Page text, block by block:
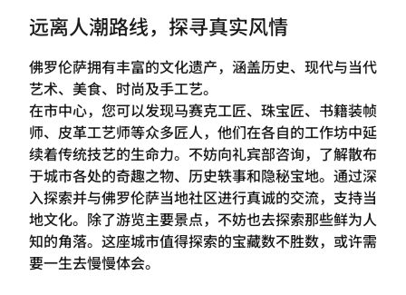
远离人潮路线，探寻真实风情
佛罗伦萨拥有丰富的文化遗产，涵盖历史、现代与当代
艺术、美食、时尚及手工艺。
在市中心，您可以发现马赛克工匠、珠宝匠、书籍装帧
师、皮革工艺师等众多匠人，他们在各自的工作坊中延
续着传统技艺的生命力。不妨向礼宾部咨询，了解散布
于城市各处的奇趣之物、历史轶事和隐秘宝地。通过深
入探索并与佛罗伦萨当地社区进行真诚的交流，支持当
地文化。除了游览主要景点，不妨也去探索那些鲜为人
知的角落。这座城市值得探索的宝藏数不胜数，或许需
要一生去慢慢体会。